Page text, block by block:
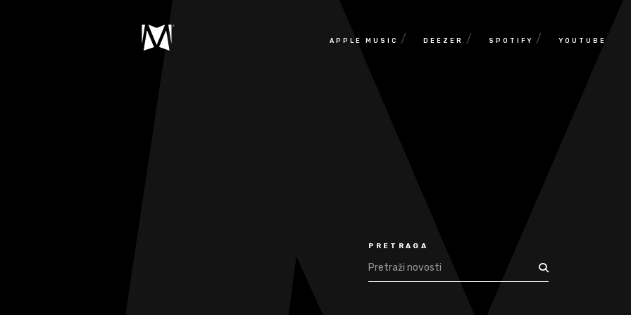
APPLE MUSIC / DEEZER / SPOTIFY / YOUTUBE
PRETRAGA